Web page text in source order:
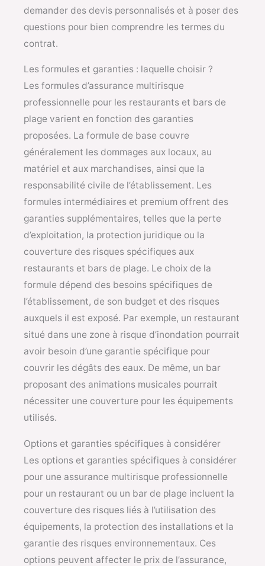
demander des devis personnalisés et à poser des
questions pour bien comprendre les termes du
contrat.
Les formules et garanties : laquelle choisir ?
Les formules d’assurance multirisque
professionnelle pour les restaurants et bars de
plage varient en fonction des garanties
proposées. La formule de base couvre
généralement les dommages aux locaux, au
matériel et aux marchandises, ainsi que la
responsabilité civile de l’établissement. Les
formules intermédiaires et premium offrent des
garanties supplémentaires, telles que la perte
d’exploitation, la protection juridique ou la
couverture des risques spécifiques aux
restaurants et bars de plage. Le choix de la
formule dépend des besoins spécifiques de
l’établissement, de son budget et des risques
auxquels il est exposé. Par exemple, un restaurant
situé dans une zone à risque d’inondation pourrait
avoir besoin d’une garantie spécifique pour
couvrir les dégâts des eaux. De même, un bar
proposant des animations musicales pourrait
nécessiter une couverture pour les équipements
utilisés.
Options et garanties spécifiques à considérer
Les options et garanties spécifiques à considérer
pour une assurance multirisque professionnelle
pour un restaurant ou un bar de plage incluent la
couverture des risques liés à l’utilisation des
équipements, la protection des installations et la
garantie des risques environnementaux. Ces
options peuvent affecter le prix de l’assurance,